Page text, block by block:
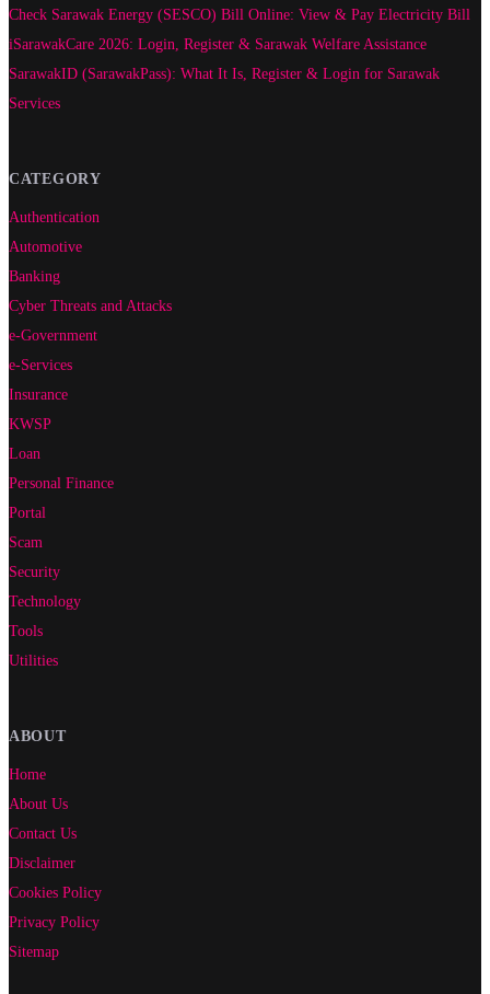
Check Sarawak Energy (SESCO) Bill Online: View & Pay Electricity Bill
iSarawakCare 2026: Login, Register & Sarawak Welfare Assistance
SarawakID (SarawakPass): What It Is, Register & Login for Sarawak
Services
CATEGORY
Authentication
Automotive
Banking
Cyber Threats and Attacks
e-Government
e-Services
Insurance
KWSP
Loan
Personal Finance
Portal
Scam
Security
Technology
Tools
Utilities
ABOUT
Home
About Us
Contact Us
Disclaimer
Cookies Policy
Privacy Policy
Sitemap